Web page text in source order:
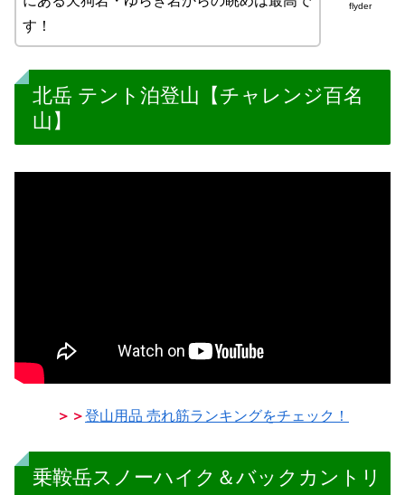
flyder
す！
北岳 テント泊登山【チャレンジ百名
山】
＞＞登山用品 売れ筋ランキングをチェック！
乗鞍岳スノーハイク＆バックカントリ